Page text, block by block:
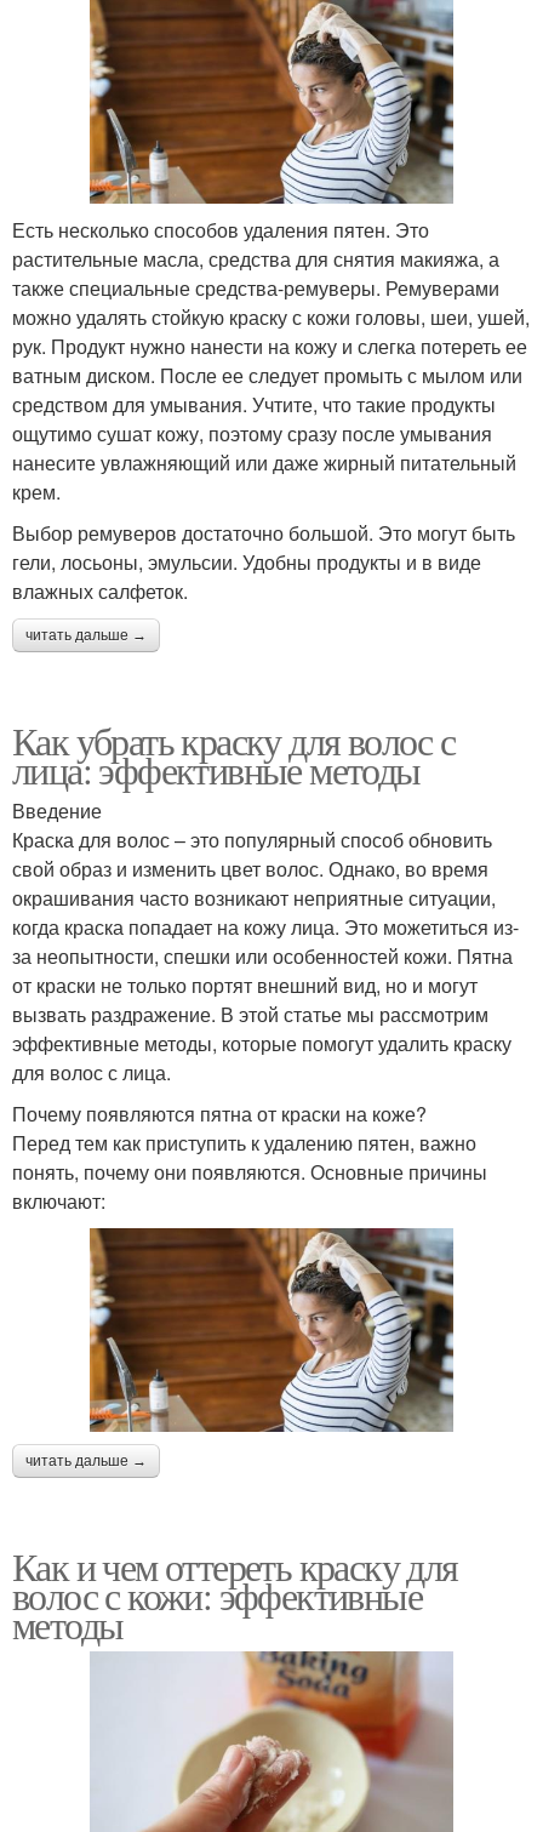
Есть несколько способов удаления пятен. Это
растительные масла, средства для снятия макияжа, а
также специальные средства-ремуверы. Ремуверами
можно удалять стойкую краску с кожи головы, шеи, ушей,
рук. Продукт нужно нанести на кожу и слегка потереть ее
ватным диском. После ее следует промыть с мылом или
средством для умывания. Учтите, что такие продукты
ощутимо сушат кожу, поэтому сразу после умывания
нанесите увлажняющий или даже жирный питательный
крем.
Выбор ремуверов достаточно большой. Это могут быть
гели, лосьоны, эмульсии. Удобны продукты и в виде
влажных салфеток.
читать дальше →
Как убрать краску для волос с
лица: эффективные методы
Введение
Краска для волос – это популярный способ обновить
свой образ и изменить цвет волос. Однако, во время
окрашивания часто возникают неприятные ситуации,
когда краска попадает на кожу лица. Это можетиться из-
за неопытности, спешки или особенностей кожи. Пятна
от краски не только портят внешний вид, но и могут
вызвать раздражение. В этой статье мы рассмотрим
эффективные методы, которые помогут удалить краску
для волос с лица.
Почему появляются пятна от краски на коже?
Перед тем как приступить к удалению пятен, важно
понять, почему они появляются. Основные причины
включают:
читать дальше →
Как и чем оттереть краску для
волос с кожи: эффективные
методы